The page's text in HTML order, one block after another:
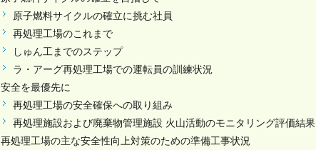
原子燃料サイクルの確立に挑む社員
再処理工場のこれまで
しゅん工までのステップ
ラ・アーグ再処理工場での運転員の訓練状況
安全を最優先に
再処理工場の安全確保への取り組み
再処理施設および廃棄物管理施設 火山活動のモニタリング評価結果
再処理工場の主な安全性向上対策のための準備工事状況